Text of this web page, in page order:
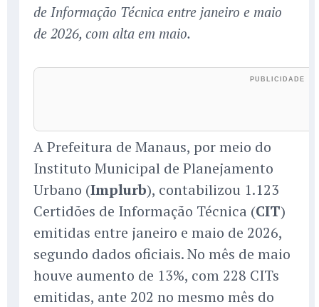
de Informação Técnica entre janeiro e maio
de 2026, com alta em maio.
A Prefeitura de Manaus, por meio do
Instituto Municipal de Planejamento
Urbano (Implurb), contabilizou 1.123
Certidões de Informação Técnica (CIT)
emitidas entre janeiro e maio de 2026,
segundo dados oficiais. No mês de maio
houve aumento de 13%, com 228 CITs
emitidas, ante 202 no mesmo mês do